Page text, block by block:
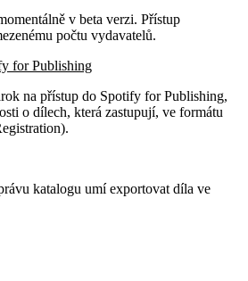
v beta verzi. Přístup
počtu vydavatelů.
for Publishing
na přístup do Spotify for Publishing,
o dílech, která zastupují, ve formátu
katalogu umí exportovat díla ve